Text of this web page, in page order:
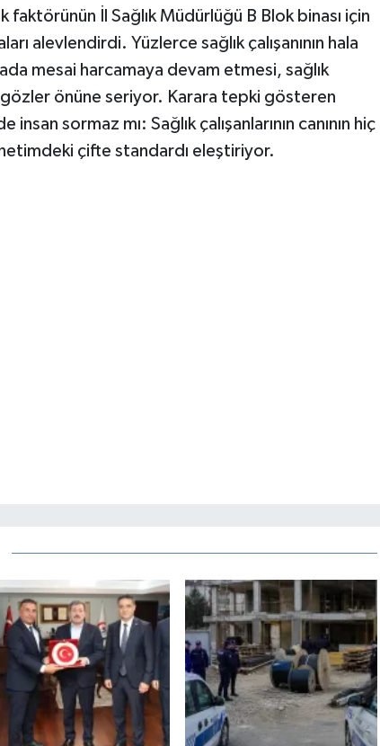
İl Sağlık Müdürlüğü B Blok binası için
alevlendirdi. Yüzlerce sağlık çalışanının hala
mesai harcamaya devam etmesi, sağlık
gözler önüne seriyor. Karara tepki gösteren
sormaz mı: Sağlık çalışanlarının canının hiç
çifte standardı eleştiriyor.